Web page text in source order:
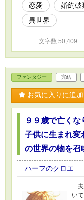
恋愛 婚約破
異世界
文字数 50,409
ファンタジー 完結
お気に入りに追加
９９歳で亡く
子供に生まれ変
の世界の物を召
ハーフのクロエ
夫
い